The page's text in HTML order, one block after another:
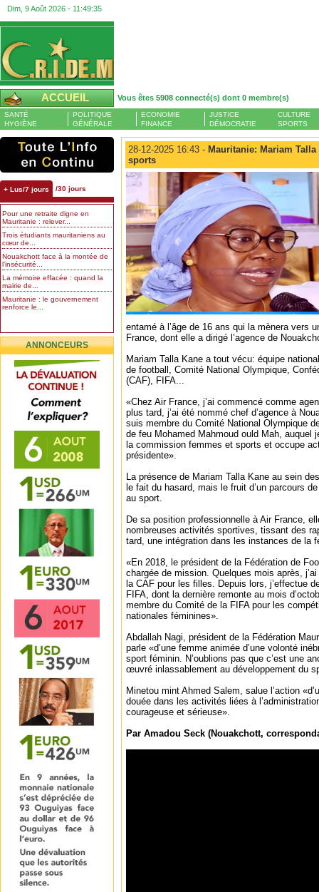
Dim, 9 Août 2026 - 11:49:36
ACCUEIL Vous êtes 5908 connecté(s) dont 0 membre(s)
SANTÉ
HYGIÈNE
POLITIQUE
GÉNÉRALE
ECONOMIE
FINANCE
JUSTICE
DÉMOCRATIE
CULTURE
SPORTS
+ Lus/7 jours /30 jours
Pour une retraite digne en
Mauritanie : relever...
Trois étudiants mauritaniens au
cœur de...
Nouakchott face à la montée de
l’insécurité...
La mémoire effacée : quand la
mairie de...
Mauritanie : le gouvernement
renforce le...
ANNONCEURS
28-12-2025 16:43 - Mauritanie: Mariam
sports
entamé à l’âge de 16 ans qui la mènera vers
France, dont elle a dirigé l’agence de
Mariam Talla Kane a tout vécu: équipe
de football, Comité National Olympique,
(CAF), FIFA...
«Chez Air France, j’ai commencé comme
plus tard, j’ai été nommé chef d’agence à
suis membre du Comité National Olympique
de feu Mohamed Mahmoud ould Mah, auquel
la commission femmes et sports et occupe
présidente».
La présence de Mariam Talla Kane au sein
le fait du hasard, mais le fruit d’un parcours
au sport.
De sa position professionnelle à Air France,
nombreuses activités sportives, tissant des
tard, une intégration dans les instances de la
«En 2018, le président de la Fédération de
chargée de mission. Quelques mois après,
la CAF pour les filles. Depuis lors, j’effectue
FIFA, dont la dernière remonte au mois
membre du Comité de la FIFA pour les
nationales féminines».
Abdallah Nagi, président de la Fédération
parle «d’une femme animée d’une volonté
sport féminin. N’oublions pas que c’est une
œuvré inlassablement au développement du
Minetou mint Ahmed Salem, salue l’action
douée dans les activités liées à
courageuse et sérieuse».
Par Amadou Seck (Nouakchott,